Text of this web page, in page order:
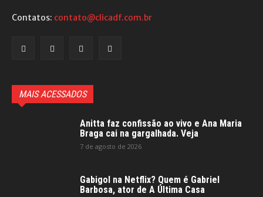
Contatos: contato@clicadf.com.br
MAIS ACESSADOS
Anitta faz confissão ao vivo e Ana Maria
Braga cai na gargalhada. Veja
7 de agosto de 2026
Gabigol na Netflix? Quem é Gabriel
Barbosa, ator de A Última Casa